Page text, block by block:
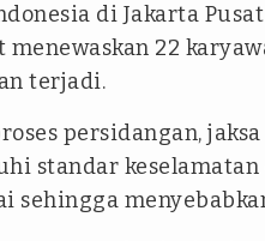
di Jakarta
menewaskan 22
terjadi.
persidangan,
standar keselamatan
sehingga